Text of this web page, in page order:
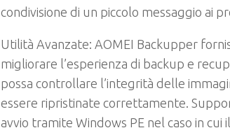
condivisione di un piccolo messaggio ai
Utilità Avanzate: AOMEI Backupper
migliorare l’esperienza di backup e
possa controllare l’integrità delle
essere ripristinate correttamente.
avvio tramite Windows PE nel caso in cui